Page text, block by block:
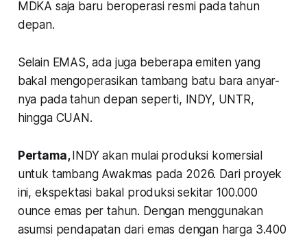
MDKA saja baru beroperasi resmi pada tahun
depan.
Selain EMAS, ada juga beberapa emiten yang
bakal mengoperasikan tambang batu bara anyar-
nya pada tahun depan seperti, INDY, UNTR,
hingga CUAN.
Pertama,INDY akan mulai produksi komersial
untuk tambang Awakmas pada 2026. Dari proyek
ini, ekspektasi bakal produksi sekitar 100.000
ounce emas per tahun. Dengan menggunakan
asumsi pendapatan dari emas dengan harga 3.400